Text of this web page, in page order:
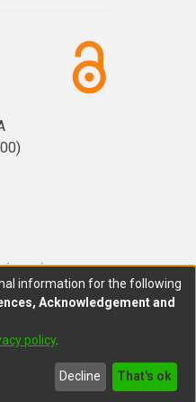
Universidad
information for the following
Acknowledgement and
policy.
Decline That's ok